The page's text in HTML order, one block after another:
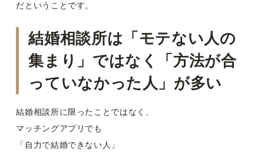
だということです。
結婚相談所は「モテない人の
集まり」ではなく「方法が合
っていなかった人」が多い
結婚相談所に限ったことではなく、
マッチングアプリでも
「自力で結婚できない人」